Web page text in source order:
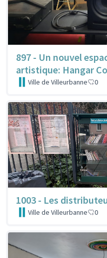
897 - Un nouvel
artistique: Hangar
Ville de Villeurbanne 0
1003 - Les
Ville de Villeurbanne 0